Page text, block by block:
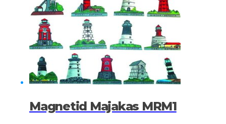
Magnetid Majakas MRM1